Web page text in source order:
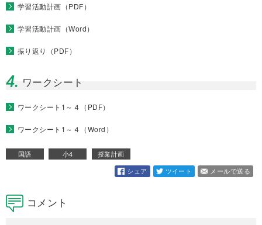
学習活動計画 （PDF）
学習活動計画 （Word）
振り返り （PDF）
4. ワークシート
ワークシート1～４ （PDF）
ワークシート1～４ （Word）
国語 小4
授業計画
シェア
ツイート メールで送る
コメント